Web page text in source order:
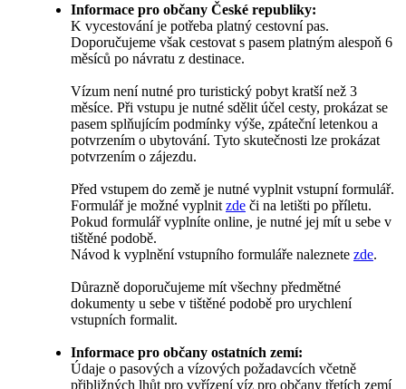
Informace pro občany České republiky:
K vycestování je potřeba platný cestovní pas.
Doporučujeme však cestovat s pasem platným alespoň 6
měsíců po návratu z destinace.
Vízum není nutné pro turistický pobyt kratší než 3
měsíce. Při vstupu je nutné sdělit účel cesty, prokázat se
pasem splňujícím podmínky výše, zpáteční letenkou a
potvrzením o ubytování. Tyto skutečnosti lze prokázat
potvrzením o zájezdu.
Před vstupem do země je nutné vyplnit vstupní formulář.
Formulář je možné vyplnit zde či na letišti po příletu.
Pokud formulář vyplníte online, je nutné jej mít u sebe v
tištěné podobě.
Návod k vyplnění vstupního formuláře naleznete zde.
Důrazně doporučujeme mít všechny předmětné
dokumenty u sebe v tištěné podobě pro urychlení
vstupních formalit.
Informace pro občany ostatních zemí:
Údaje o pasových a vízových požadavcích včetně
přibližných lhůt pro vyřízení víz pro občany třetích zemí